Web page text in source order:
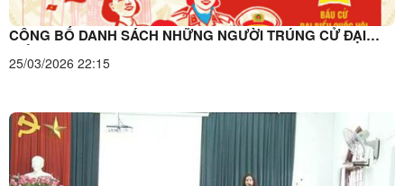
CÔNG BỐ DANH SÁCH NHỮNG NGƯỜI TRÚNG CỬ ĐẠI
BIỂU HĐND XÃ NA SẦM, NHIỆM KỲ 2026 - 2031
25/03/2026 22:15